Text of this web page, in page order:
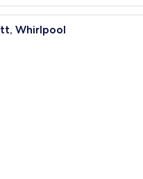
Ein modernes Hotelzimmer
Whirlpool